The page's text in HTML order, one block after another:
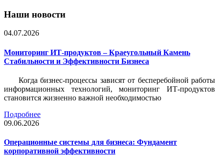
Наши новости
04.07.2026
Мониторинг ИТ-продуктов – Краеугольный Камень
Стабильности и Эффективности Бизнеса
Когда бизнес-процессы зависят от бесперебойной работы
информационных технологий, мониторинг ИТ-продуктов
становится жизненно важной необходимостью
Подробнее
09.06.2026
Операционные системы для бизнеса: Фундамент
корпоративной эффективности